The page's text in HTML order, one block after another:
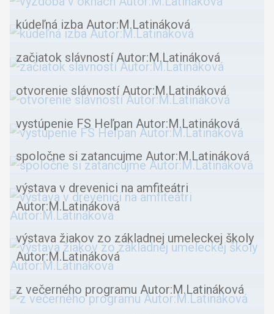
kúdeľná izba Autor:M.Latináková
začiatok slávností Autor:M.Latináková
otvorenie slávností Autor:M.Latináková
vystúpenie FS Heľpan Autor:M.Latináková
spoločne si zatancujme Autor:M.Latináková
výstava v drevenici na amfiteátri
Autor:M.Latináková
výstava žiakov zo základnej umeleckej školy
Autor:M.Latináková
z večerného programu Autor:M.Latináková